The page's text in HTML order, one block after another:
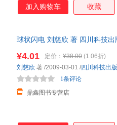
加入购物车 收藏
球状闪电 刘慈欣 著 四川科技
¥4.01 定价： ¥38.00 (1.06折)
鼎鑫图书专营店
1条评论
刘慈欣 著 /2009-03-01 /四川科技出